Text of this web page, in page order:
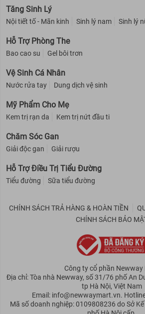
Nơi khô ráo, thoáng mát.
Tránh ánh nắng trực tiếp, nơi có nhiệt độ cao
Tăng Sinh Lý
Nội tiết tố - Mãn kinh Sinh lý nam Sinh lý
Hỗ Trợ Phòng The
Bao cao su Gel bôi trơn
Vệ Sinh Cá Nhân
Nước rửa tay Dung dịch vệ sinh
Mỹ Phẩm Cho Mẹ
Kem trị rạn da Kem trị nứt đầu ti
Chăm Sóc Gan
Giải độc gan Giải rượu
Hỗ Trợ Điều Trị Tiểu Đường
Tiểu đường Sữa tiểu đường
CHÍNH SÁCH TRẢ HÀNG & HOÀN TIỀN
CHÍNH SÁCH BẢO
Công ty cổ phần Newway
Địa chỉ: Tòa nhà Newway, số 31/76 phố An
tp Hà Nội, Việt Nam
Email: info@newwaymart.vn.
Mã số doanh nghiệp: 0109808236 do Sở